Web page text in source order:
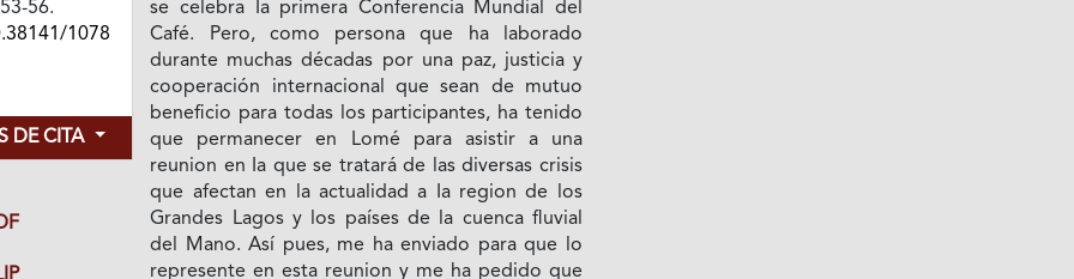
56.
1078
DE CITA
se celebra Ia primera Conferencia Mundial del
Café. Pero, como persona que ha laborado
durante muchas décadas por una paz, justicia y
cooperación internacional que sean de mutuo
beneficio para todas los participantes, ha tenido
que permanecer en Lomé para asistir a una
reunion en Ia que se tratará de las diversas crisis
que afectan en la actualidad a Ia region de los
Grandes Lagos y los países de la cuenca fluvial
del Mano. Así pues, me ha enviado para que lo
represente en esta reunion y me ha pedido que